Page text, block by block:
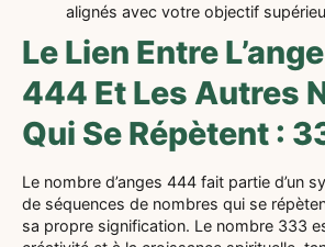
alignés avec votre objectif
Le Lien Entre
444 Et Les Autres
Qui Se Répètent :
Le nombre d’anges 444 fait partie d’un
de séquences de nombres qui se
sa propre signification. Le nombre 333